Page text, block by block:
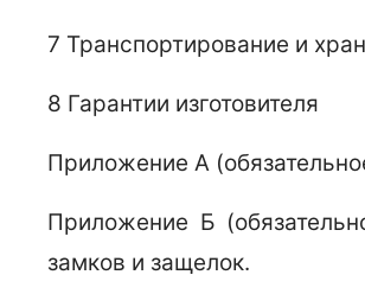
7 Транспортирование и
8 Гарантии изготовителя
Приложение А
Приложение Б
замков и защелок.